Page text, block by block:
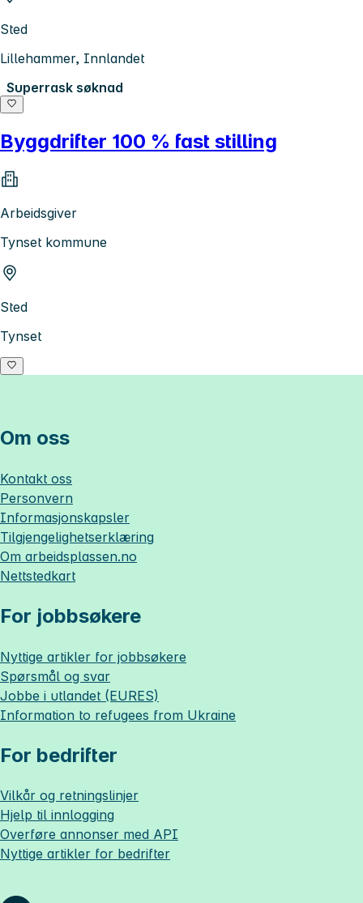
Sted
Lillehammer, Innlandet
Superrask søknad
Byggdrifter 100 % fast stilling
Arbeidsgiver
Tynset kommune
Sted
Tynset
Om oss
Kontakt oss
Personvern
Informasjonskapsler
Tilgjengelighetserklæring
Om arbeidsplassen.no
Nettstedkart
For jobbsøkere
Nyttige artikler for jobbsøkere
Spørsmål og svar
Jobbe i utlandet (EURES)
Information to refugees from Ukraine
For bedrifter
Vilkår og retningslinjer
Hjelp til innlogging
Overføre annonser med API
Nyttige artikler for bedrifter